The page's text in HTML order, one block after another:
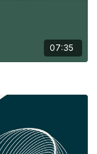
07:35